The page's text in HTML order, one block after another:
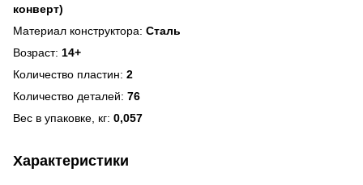
конверт)
Материал конструктора: Сталь
Возраст: 14+
Количество пластин: 2
Количество деталей: 76
Вес в упаковке, кг: 0,057
Характеристики